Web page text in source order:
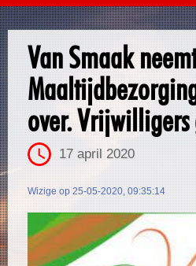
Van Smaak
over. Vrijwilligers
17 april 2020
Wizige op 25-05-2020, 09:35:14